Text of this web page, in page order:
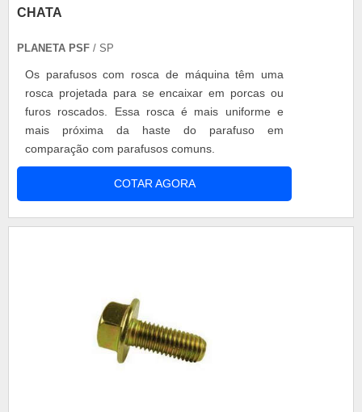
CHATA
PLANETA PSF / SP
Os parafusos com rosca de máquina têm uma
rosca projetada para se encaixar em porcas ou
furos roscados. Essa rosca é mais uniforme e
mais próxima da haste do parafuso em
comparação com parafusos comuns.
COTAR AGORA